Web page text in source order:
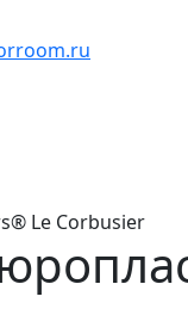
Le Corbusier